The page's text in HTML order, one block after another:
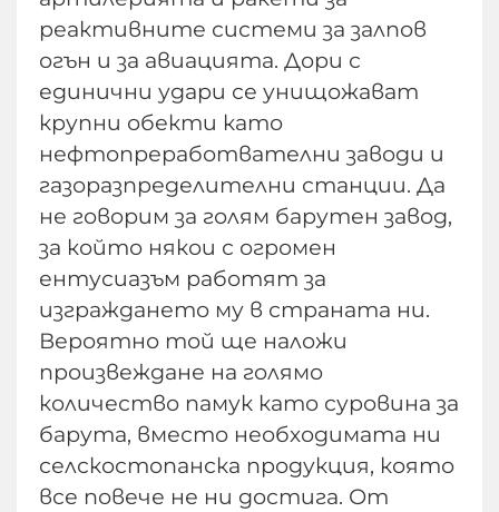
реактивните системи за залпов
огън и за авиацията. Дори с
единични удари се унищожават
крупни обекти като
нефтопреработвателни заводи и
газоразпределителни станции. Да
не говорим за голям барутен завод,
за който някои с огромен
ентусиазъм работят за
изграждането му в страната ни.
Вероятно той ще наложи
произвеждане на голямо
количество памук като суровина за
барута, вместо необходимата ни
селскостопанска продукция, която
все повече не ни достига. От